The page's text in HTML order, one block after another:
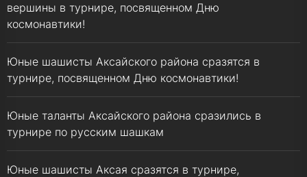
вершины в турнире, посвященном Дню
космонавтики!
Юные шашисты Аксайского района сразятся в
турнире, посвященном Дню космонавтики!
Юные таланты Аксайского района сразились в
турнире по русским шашкам
Юные шашисты Аксая сразятся в турнире,